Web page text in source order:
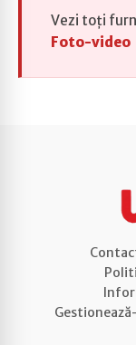
Vezi toți
Foto-video